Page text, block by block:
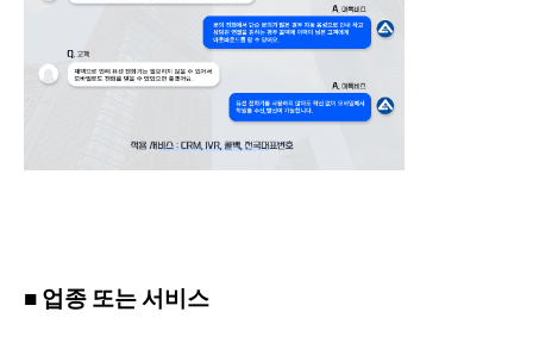
■ 업종 또는 서비스